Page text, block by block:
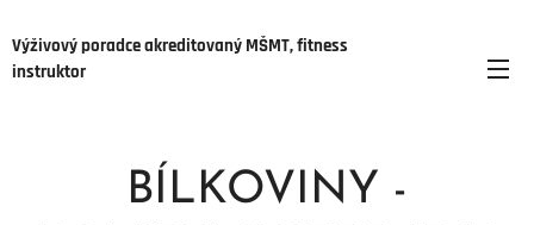
Výživový poradce akreditovaný MŠMT, fitness
instruktor
BÍLKOVINY -